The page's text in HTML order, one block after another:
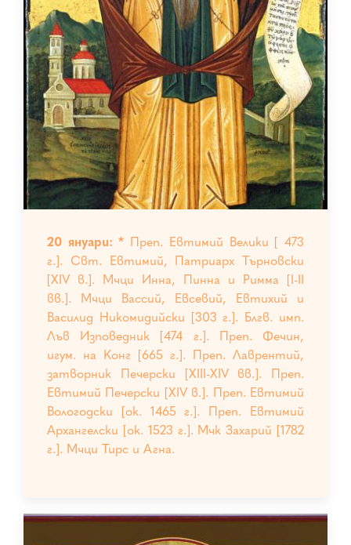
20 януари: * Преп. Евтимий Велики [ 473
г.]. Свт. Евтимий, Патриарх Търновски
[XIV в.]. Мчци Инна, Пинна и Римма [I-II
вв.]. Мчци Вассий, Евсевий, Евтихий и
Василид Никомидийски [303 г.]. Блгв. имп.
Лъв Изповедник [474 г.]. Преп. Фечин,
игум. на Конг [665 г.]. Преп. Лаврентий,
затворник Печерски [XIII-XIV вв.]. Преп.
Евтимий Печерски [XIV в.]. Преп. Евтимий
Вологодски [ок. 1465 г.]. Преп. Евтимий
Архангелски [ок. 1523 г.]. Мчк Захарий [1782
г.]. Мчци Тирс и Агна.